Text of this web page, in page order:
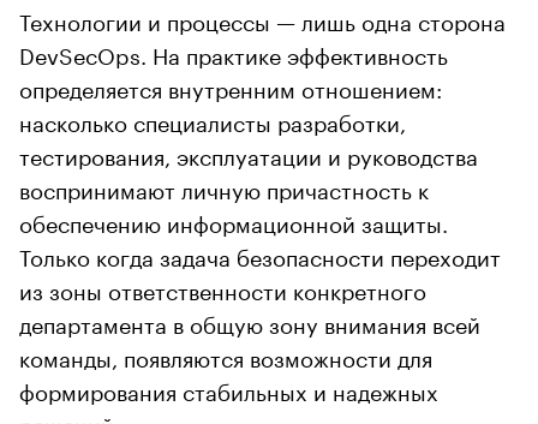
Технологии и процессы — лишь одна сторона
DevSecOps. На практике эффективность
определяется внутренним отношением:
насколько специалисты разработки,
тестирования, эксплуатации и руководства
воспринимают личную причастность к
обеспечению информационной защиты.
Только когда задача безопасности переходит
из зоны ответственности конкретного
департамента в общую зону внимания всей
команды, появляются возможности для
формирования стабильных и надежных